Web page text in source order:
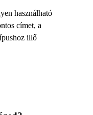
használható
címet, a
illő